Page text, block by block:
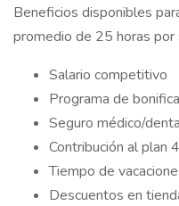
Beneficios disponibles
promedio de 25 horas por
Salario competitivo
Programa de
Seguro médico/
Contribución al plan
Tiempo de
Descuentos en